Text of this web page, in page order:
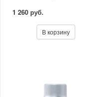
1 260 руб.
В корзину